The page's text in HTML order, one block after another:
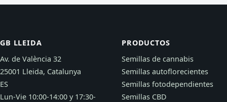
GB LLEIDA
Av. de València 32
25001 Lleida, Catalunya
ES
Lun-Vie 10:00-14:00 y 17:30-
PRODUCTOS
Semillas de cannabis
Semillas autoflorecientes
Semillas fotodependientes
Semillas CBD